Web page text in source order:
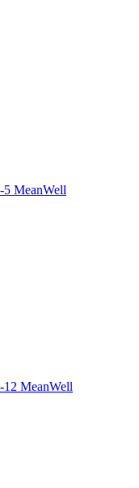
5 MeanWell
12 MeanWell